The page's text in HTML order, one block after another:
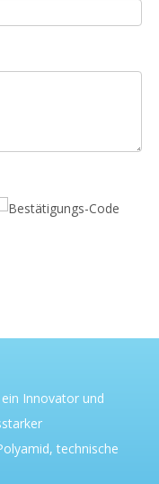
Innovator und
technische